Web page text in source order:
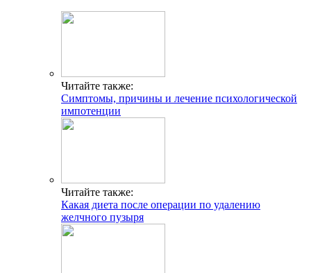
Читайте также:
Симптомы, причины и лечение психологической
импотенции
Читайте также:
Какая диета после операции по удалению
желчного пузыря